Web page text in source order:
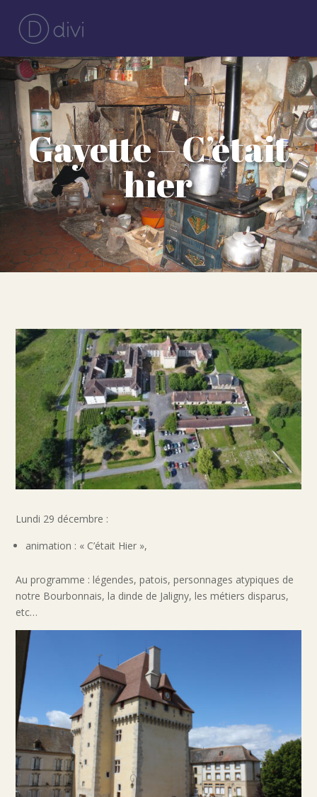
Gayette – C’était
hier
Lundi 29 décembre :
animation : « C’était Hier »,
Au programme : légendes, patois, personnages atypiques de
notre Bourbonnais, la dinde de Jaligny, les métiers disparus,
etc…